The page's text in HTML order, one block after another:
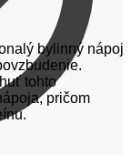
bylinný nápoj
tohto
pričom